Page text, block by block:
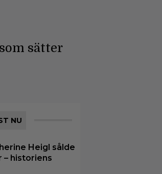
sätter
NU
Heigl sålde
– historiens